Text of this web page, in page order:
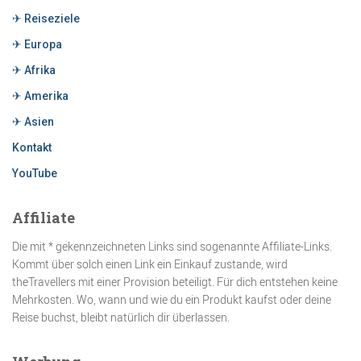
✈ Reiseziele
✈ Europa
✈ Afrika
✈ Amerika
✈ Asien
Kontakt
YouTube
Affiliate
Die mit * gekennzeichneten Links sind sogenannte Affiliate-Links.
Kommt über solch einen Link ein Einkauf zustande, wird
theTravellers mit einer Provision beteiligt. Für dich entstehen keine
Mehrkosten. Wo, wann und wie du ein Produkt kaufst oder deine
Reise buchst, bleibt natürlich dir überlassen.